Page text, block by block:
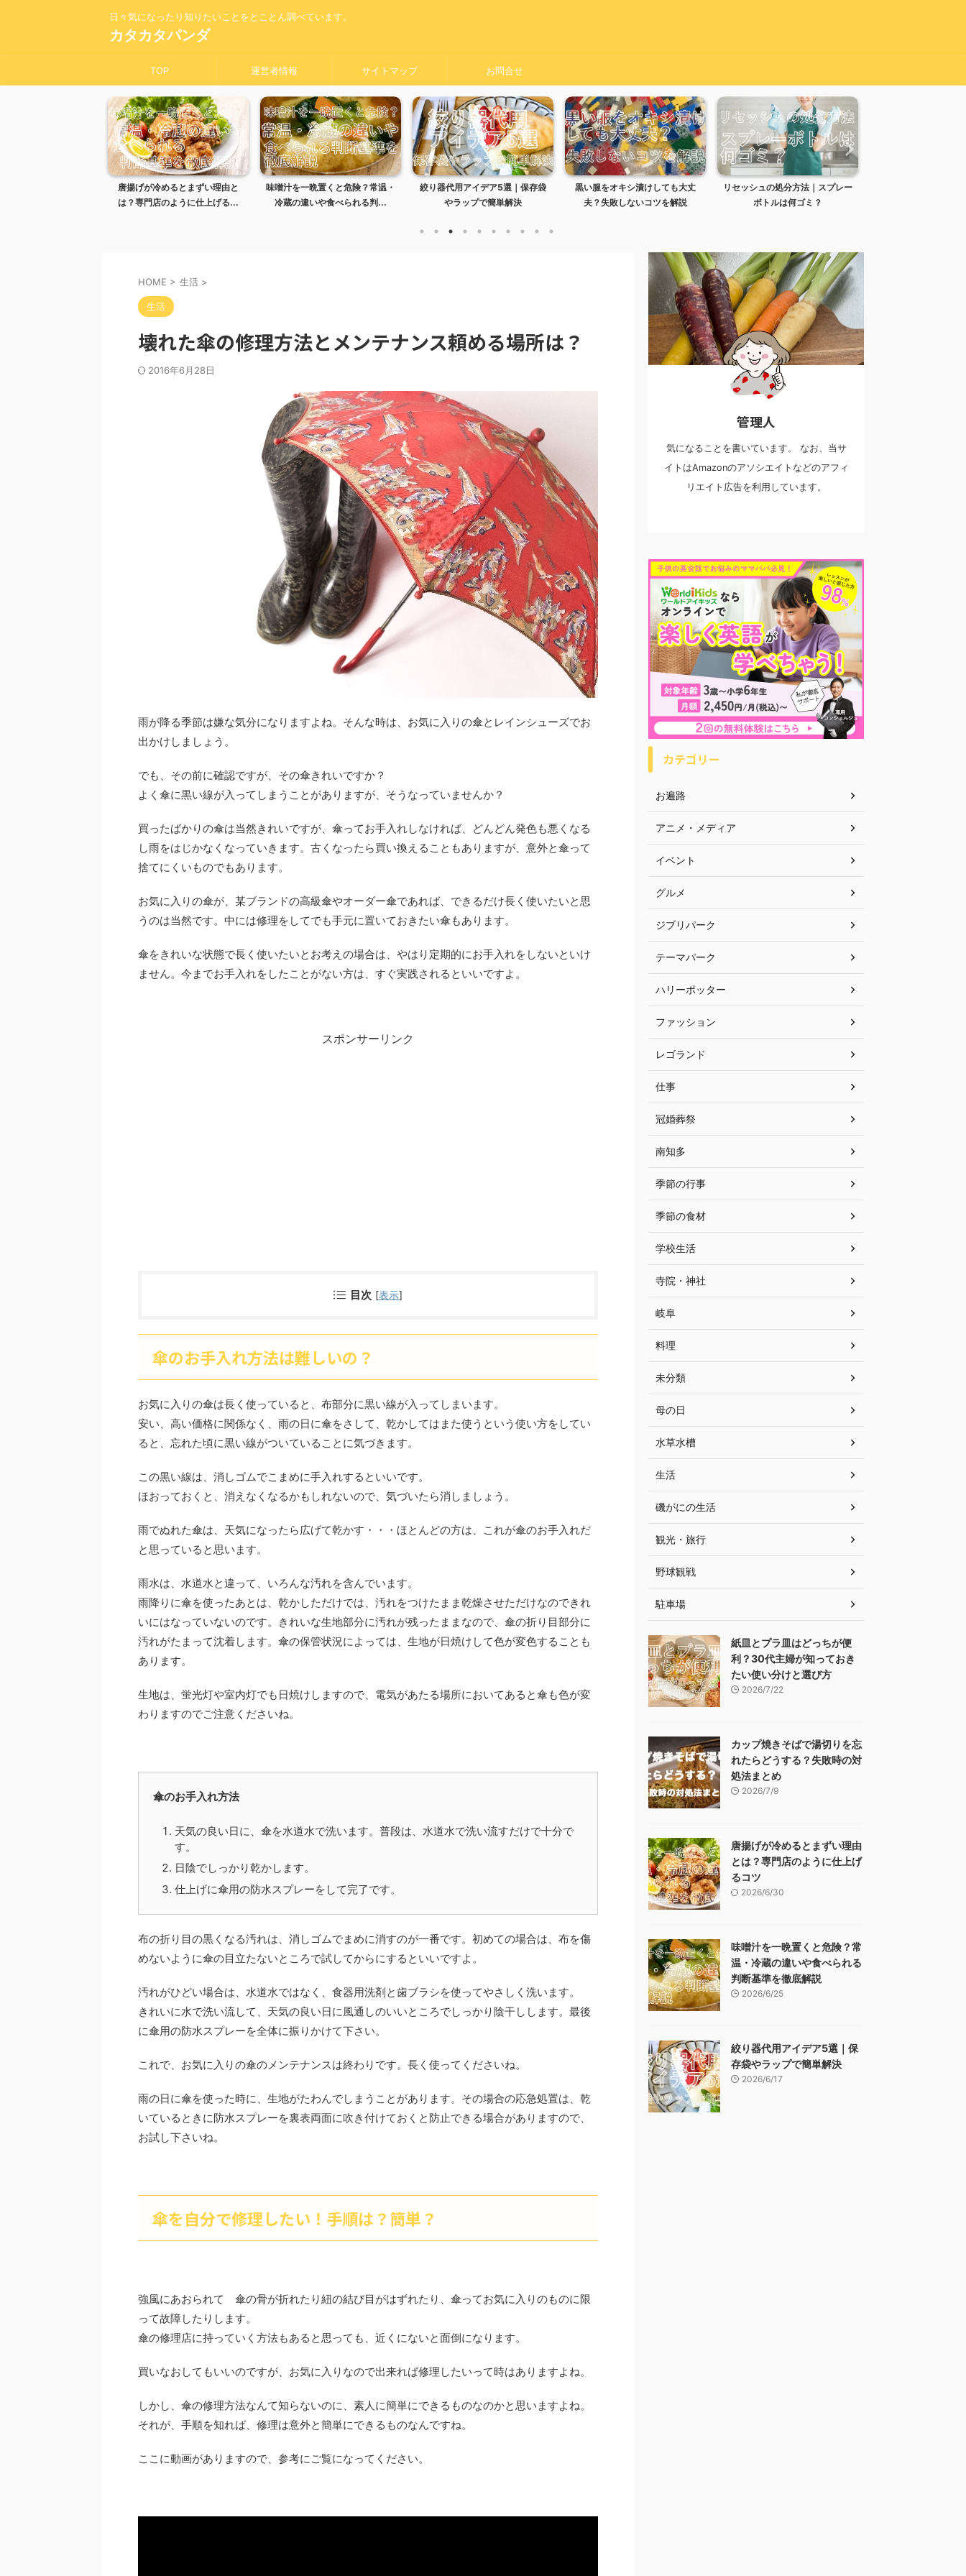
日々気になったり知りたいことをとことん調べています。
カタカタパンダ
TOP 運営者情報 サイトマップ お問合せ
唐揚げが冷めるとまずい理由と
は？専門店のように仕上げる...
味噌汁を一晩置くと危険？常温・
冷蔵の違いや食べられる判...
絞り器代用アイデア5選｜保存袋
やラップで簡単解決
黒い服をオキシ漬けしても大丈
夫？失敗しないコツを解説
リセッシュの処分方法｜スプレー
ボトルは何ゴミ？
HOME > 生活 >
生活
壊れた傘の修理方法とメンテナンス頼める場所は？
2016年6月28日
雨が降る季節は嫌な気分になりますよね。そんな時は、お気に入りの傘とレインシューズでお
出かけしましょう。
でも、その前に確認ですが、その傘きれいですか？
よく傘に黒い線が入ってしまうことがありますが、そうなっていませんか？
買ったばかりの傘は当然きれいですが、傘ってお手入れしなければ、どんどん発色も悪くなる
し雨をはじかなくなっていきます。古くなったら買い換えることもありますが、意外と傘って
捨てにくいものでもあります。
お気に入りの傘が、某ブランドの高級傘やオーダー傘であれば、できるだけ長く使いたいと思
うのは当然です。中には修理をしてでも手元に置いておきたい傘もあります。
傘をきれいな状態で長く使いたいとお考えの場合は、やはり定期的にお手入れをしないといけ
ません。今までお手入れをしたことがない方は、すぐ実践されるといいですよ。
スポンサーリンク
目次 [表示]
傘のお手入れ方法は難しいの？
お気に入りの傘は長く使っていると、布部分に黒い線が入ってしまいます。
安い、高い価格に関係なく、雨の日に傘をさして、乾かしてはまた使うという使い方をしてい
ると、忘れた頃に黒い線がついていることに気づきます。
この黒い線は、消しゴムでこまめに手入れするといいです。
ほおっておくと、消えなくなるかもしれないので、気づいたら消しましょう。
雨でぬれた傘は、天気になったら広げて乾かす・・・ほとんどの方は、これが傘のお手入れだ
と思っていると思います。
雨水は、水道水と違って、いろんな汚れを含んでいます。
雨降りに傘を使ったあとは、乾かしただけでは、汚れをつけたまま乾燥させただけなのできれ
いにはなっていないのです。きれいな生地部分に汚れが残ったままなので、傘の折り目部分に
汚れがたまって沈着します。傘の保管状況によっては、生地が日焼けして色が変色することも
あります。
生地は、蛍光灯や室内灯でも日焼けしますので、電気があたる場所においてあると傘も色が変
わりますのでご注意くださいね。
傘のお手入れ方法
天気の良い日に、傘を水道水で洗います。普段は、水道水で洗い流すだけで十分で
す。
日陰でしっかり乾かします。
仕上げに傘用の防水スプレーをして完了です。
布の折り目の黒くなる汚れは、消しゴムでまめに消すのが一番です。初めての場合は、布を傷
めないように傘の目立たないところで試してからにするといいですよ。
汚れがひどい場合は、水道水ではなく、食器用洗剤と歯ブラシを使ってやさしく洗います。
きれいに水で洗い流して、天気の良い日に風通しのいいところでしっかり陰干しします。最後
に傘用の防水スプレーを全体に振りかけて下さい。
これで、お気に入りの傘のメンテナンスは終わりです。長く使ってくださいね。
雨の日に傘を使った時に、生地がたわんでしまうことがあります。その場合の応急処置は、乾
いているときに防水スプレーを裏表両面に吹き付けておくと防止できる場合がありますので、
お試し下さいね。
傘を自分で修理したい！手順は？簡単？
強風にあおられて 傘の骨が折れたり紐の結び目がはずれたり、傘ってお気に入りのものに限
って故障したりします。
傘の修理店に持っていく方法もあると思っても、近くにないと面倒になります。
買いなおしてもいいのですが、お気に入りなので出来れば修理したいって時はありますよね。
しかし、傘の修理方法なんて知らないのに、素人に簡単にできるものなのかと思いますよね。
それが、手順を知れば、修理は意外と簡単にできるものなんですね。
ここに動画がありますので、参考にご覧になってください。
管理人
気になることを書いています。 なお、当サ
イトはAmazonのアソシエイトなどのアフィ
リエイト広告を利用しています。
カテゴリー
お遍路
アニメ・メディア
イベント
グルメ
ジブリパーク
テーマパーク
ハリーポッター
ファッション
レゴランド
仕事
冠婚葬祭
南知多
季節の行事
季節の食材
学校生活
寺院・神社
岐阜
料理
未分類
母の日
水草水槽
生活
磯がにの生活
観光・旅行
野球観戦
駐車場
紙皿とプラ皿はどっちが便
利？30代主婦が知っておき
たい使い分けと選び方
2026/7/22
カップ焼きそばで湯切りを忘
れたらどうする？失敗時の対
処法まとめ
2026/7/9
唐揚げが冷めるとまずい理由
とは？専門店のように仕上げ
るコツ
2026/6/30
味噌汁を一晩置くと危険？常
温・冷蔵の違いや食べられる
判断基準を徹底解説
2026/6/25
絞り器代用アイデア5選｜保
存袋やラップで簡単解決
2026/6/17